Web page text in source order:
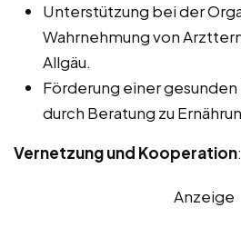
Unterstützung bei der
Wahrnehmung von
Allgäu.
Förderung einer
durch Beratung zu
Vernetzung und Kooperation:
Anzeige